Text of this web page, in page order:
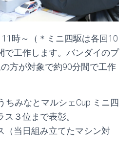
11 時～（＊ミニ四駆は各回10
で工作します。バンダイのプ
方が対象で約90分間で工作
みなとマルシェCup ミニ四
３位まで表彰。
（当日組み立てたマシン対